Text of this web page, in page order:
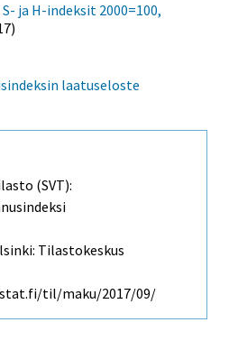
ja H-indeksit 2000=100,
laatuseloste
(SVT):
Tilastokeskus
til/maku/2017/09/